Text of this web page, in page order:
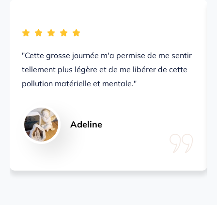
"Cette grosse journée m'a permise de me sentir
tellement plus légère et de me libérer de cette
pollution matérielle et mentale."
Adeline